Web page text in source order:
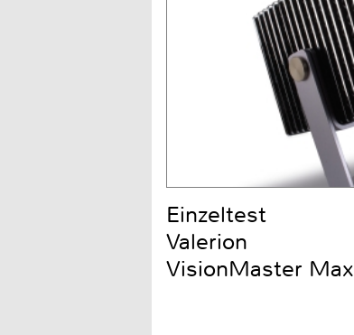
Einzeltest
Valerion
VisionMaster Max